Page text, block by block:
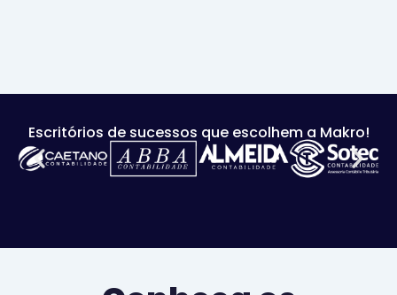
Escritórios de sucessos que escolhem a Makro!